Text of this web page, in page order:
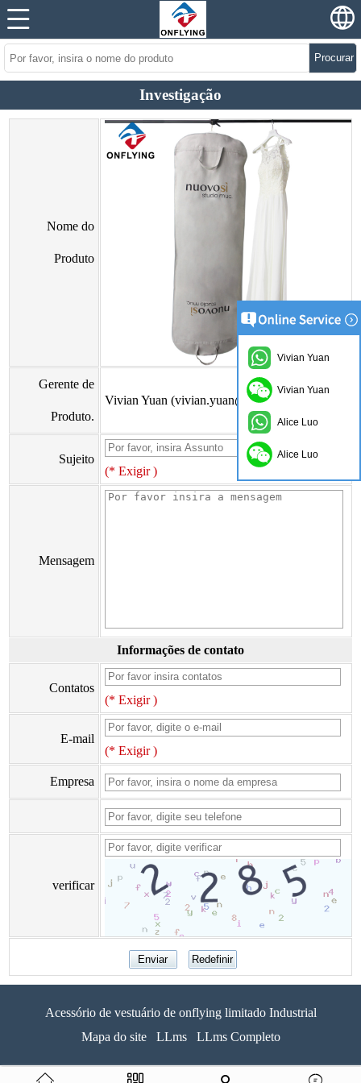
Procurar
Investigação
Nome do
Produto
Gerente de
Produto.
Vivian Yuan (vivian.yuan@onflyingcn.com)
Sujeito
(* Exigir )
Mensagem
Informações de contato
Contatos
(* Exigir )
E-mail
(* Exigir )
Empresa
verificar
Acessório de vestuário de onflying limitado Industrial
Mapa do site
LLms LLms Completo
Vivian Yuan
Vivian Yuan
Alice Luo
Alice Luo